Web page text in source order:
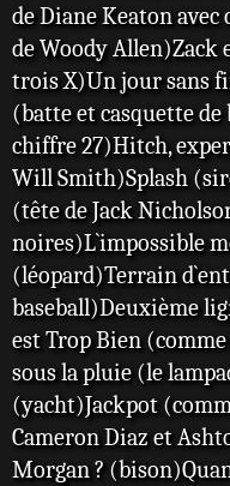
de Diane Keaton
de Woody
trois X)Un jour sans
(batte et casquette de
chiffre 27)Hitch,
Will Smith)Splash
(tête de Jack
noires)L`impossible
(léopard)Terrain
baseball)Deuxième
est Trop Bien
sous la pluie (le
(yacht)Jackpot
Cameron Diaz et
Morgan ?